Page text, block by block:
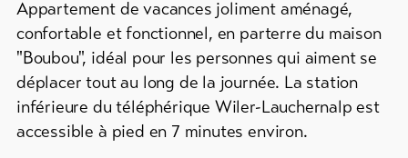
&
Service
Actualités
groupes
Campings
/
Emplacements
de
tentes
Appartement de vacances joliment aménagé,
confortable et fonctionnel, en parterre du maison
"Boubou", idéal pour les personnes qui aiment se
déplacer tout au long de la journée. La station
inférieure du téléphérique Wiler-Lauchernalp est
accessible à pied en 7 minutes environ.